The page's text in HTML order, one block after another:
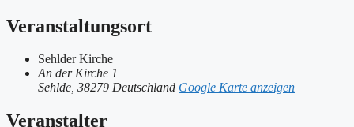
Veranstaltungsort
Sehlder Kirche
An der Kirche 1
Sehlde, 38279 Deutschland Google Karte anzeigen
Veranstalter